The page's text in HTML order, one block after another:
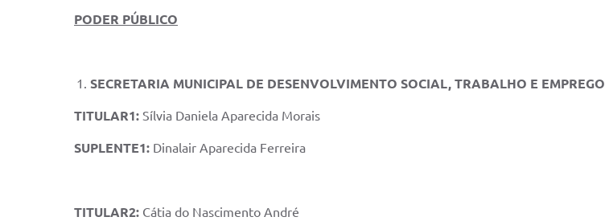
PODER PÚBLICO
SECRETARIA MUNICIPAL DE DESENVOLVIMENTO SOCIAL, TRABALHO E EMPREGO
TITULAR1: Sílvia Daniela Aparecida Morais
SUPLENTE1: Dinalair Aparecida Ferreira
TITULAR2: Cátia do Nascimento André